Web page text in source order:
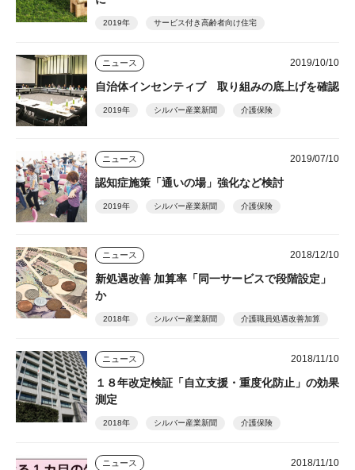
2019年 サービス付き高齢者向け住宅
ニュース 2019/10/10
自治体インセンティブ 取り組みの底上げを確認
2019年 シルバー産業新聞 介護保険
ニュース 2019/07/10
認知症施策「通いの場」強化など検討
2019年 シルバー産業新聞 介護保険
ニュース 2018/12/10
新処遇改善 加算率「同一サービスで段階設定」
か
2018年 シルバー産業新聞 介護職員処遇改善加算
ニュース 2018/11/10
１８年改定検証「自立支援・重度化防止」の効果
測定
2018年 シルバー産業新聞 介護保険
ニュース 2018/11/10